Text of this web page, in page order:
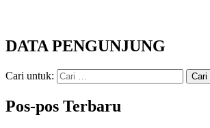
DATA PENGUNJUNG
Cari untuk:
Pos-pos Terbaru